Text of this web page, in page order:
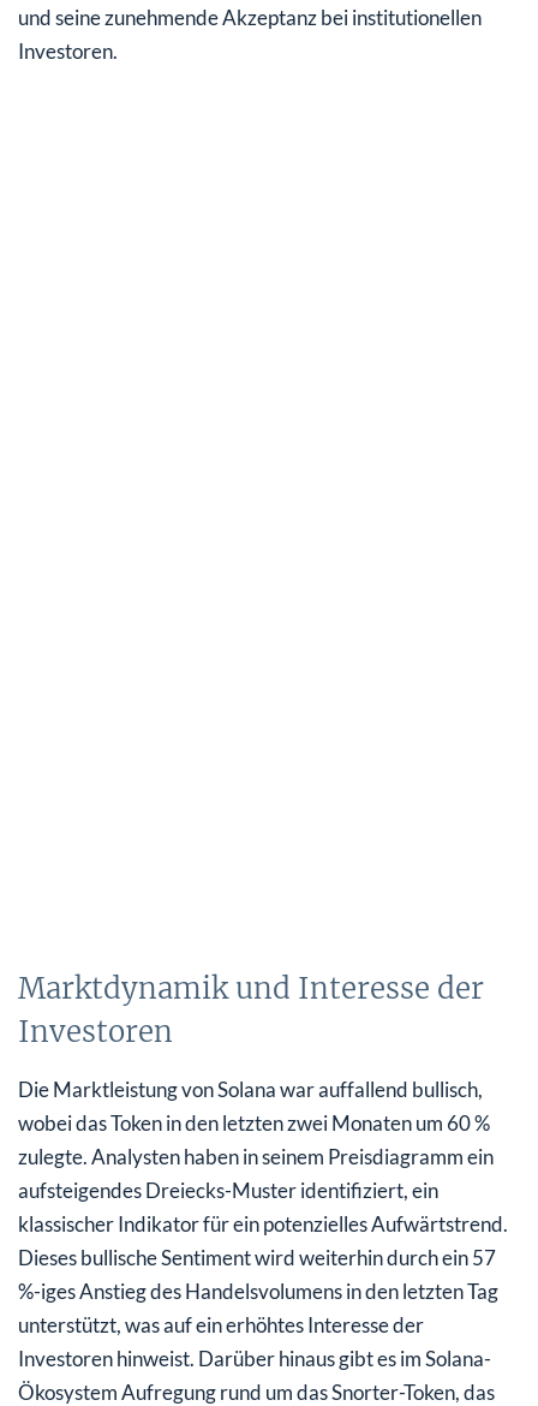
und seine zunehmende Akzeptanz bei institutionellen
Investoren.
Marktdynamik und Interesse der
Investoren
Die Marktleistung von Solana war auffallend bullisch,
wobei das Token in den letzten zwei Monaten um 60 %
zulegte. Analysten haben in seinem Preisdiagramm ein
aufsteigendes Dreiecks-Muster identifiziert, ein
klassischer Indikator für ein potenzielles Aufwärtstrend.
Dieses bullische Sentiment wird weiterhin durch ein 57
%-iges Anstieg des Handelsvolumens in den letzten Tag
unterstützt, was auf ein erhöhtes Interesse der
Investoren hinweist. Darüber hinaus gibt es im Solana-
Ökosystem Aufregung rund um das Snorter-Token, das